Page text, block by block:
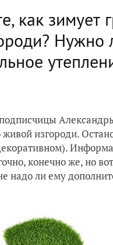
как зимует
Нужно
изгороди.
конечно же, но
надо ли ему